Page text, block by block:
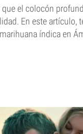
el colocón
En este artículo,
índica en